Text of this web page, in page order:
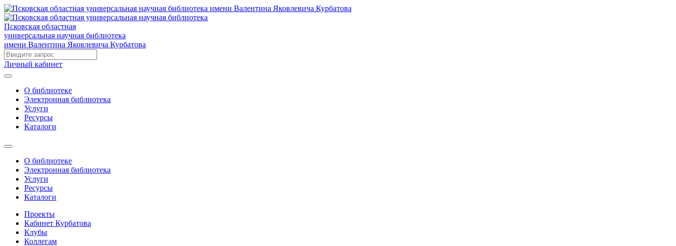
Псковская областная
универсальная научная библиотека
имени Валентина Яковлевича Курбатова
Личный кабинет
О библиотеке
Электронная библиотека
Услуги
Ресурсы
Каталоги
О библиотеке
Электронная библиотека
Услуги
Ресурсы
Каталоги
Проекты
Кабинет Курбатова
Клубы
Коллегам